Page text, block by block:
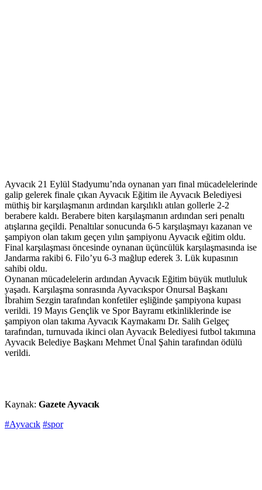
Ayvacık 21 Eylül Stadyumu’nda oynanan yarı final mücadelelerinde
galip gelerek finale çıkan Ayvacık Eğitim ile Ayvacık Belediyesi
müthiş bir karşılaşmanın ardından karşılıklı atılan gollerle 2-2
berabere kaldı. Berabere biten karşılaşmanın ardından seri penaltı
atışlarına geçildi. Penaltılar sonucunda 6-5 karşılaşmayı kazanan ve
şampiyon olan takım geçen yılın şampiyonu Ayvacık eğitim oldu.
Final karşılaşması öncesinde oynanan üçüncülük karşılaşmasında ise
Jandarma rakibi 6. Filo’yu 6-3 mağlup ederek 3. Lük kupasının
sahibi oldu.
Oynanan mücadelelerin ardından Ayvacık Eğitim büyük mutluluk
yaşadı. Karşılaşma sonrasında Ayvacıkspor Onursal Başkanı
İbrahim Sezgin tarafından konfetiler eşliğinde şampiyona kupası
verildi. 19 Mayıs Gençlik ve Spor Bayramı etkinliklerinde ise
şampiyon olan takıma Ayvacık Kaymakamı Dr. Salih Gelgeç
tarafından, turnuvada ikinci olan Ayvacık Belediyesi futbol takımına
Ayvacık Belediye Başkanı Mehmet Ünal Şahin tarafından ödülü
verildi.
Kaynak: Gazete Ayvacık
#Ayvacık #spor